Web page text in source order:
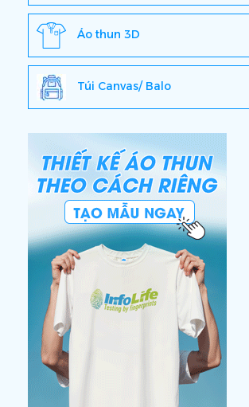
Áo thun 3D
Túi Canvas/ Balo